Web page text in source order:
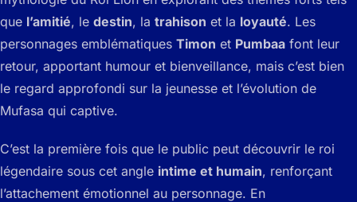
que l’amitié, le destin, la trahison et la loyauté. Les
personnages emblématiques Timon et Pumbaa font leur
retour, apportant humour et bienveillance, mais c’est bien
le regard approfondi sur la jeunesse et l’évolution de
Mufasa qui captive.
C’est la première fois que le public peut découvrir le roi
légendaire sous cet angle intime et humain, renforçant
l’attachement émotionnel au personnage. En